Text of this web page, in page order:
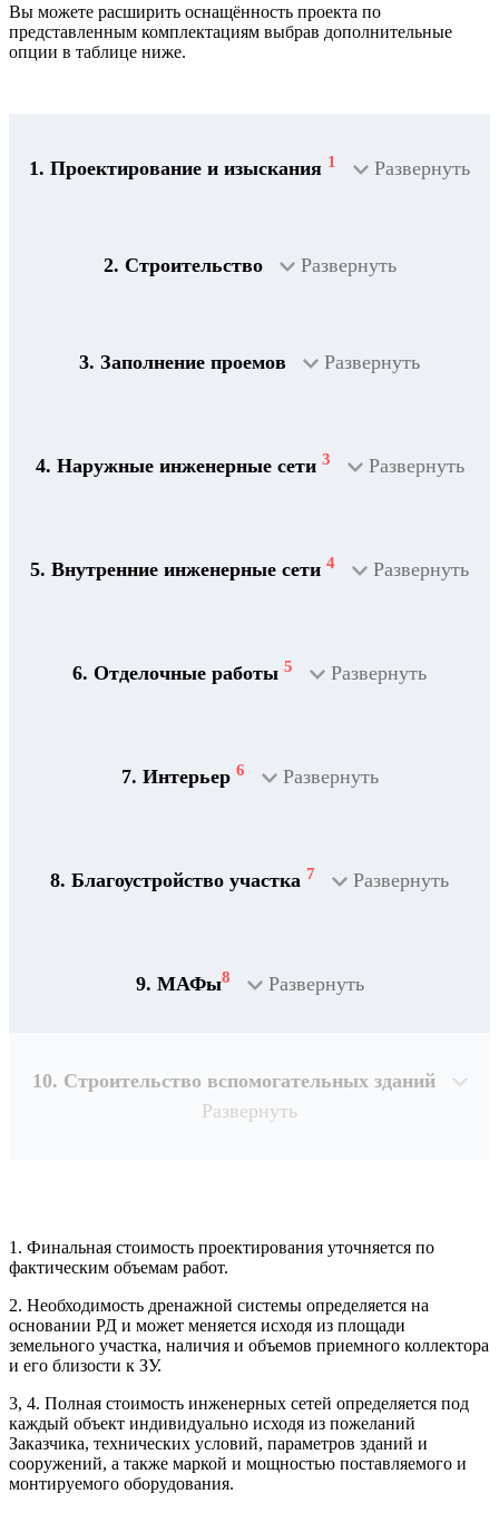
Вы можете расширить оснащённость проекта по
представленным комплектациям выбрав дополнительные
опции в таблице ниже.
1. Проектирование и изыскания 1 Развернуть
2. Строительство Развернуть
3. Заполнение проемов Развернуть
4. Наружные инженерные сети 3 Развернуть
5. Внутренние инженерные сети 4 Развернуть
6. Отделочные работы 5 Развернуть
7. Интерьер 6 Развернуть
8. Благоустройство участка 7 Развернуть
9. МАФы8 Развернуть
Рассчитывается индивидуально
10. Строительство вспомогательных зданий
Развернуть
Рассчитывается индивидуально
Рассчитывается индивидуально
Рассчитывается индивидуально
1. Финальная стоимость проектирования уточняется по
фактическим объемам работ.
2. Необходимость дренажной системы определяется на
основании РД и может меняется исходя из площади
земельного участка, наличия и объемов приемного коллектора
и его близости к ЗУ.
3, 4. Полная стоимость инженерных сетей определяется под
каждый объект индивидуально исходя из пожеланий
Заказчика, технических условий, параметров зданий и
сооружений, а также маркой и мощностью поставляемого и
монтируемого оборудования.